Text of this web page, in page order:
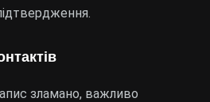
зламано, важливо